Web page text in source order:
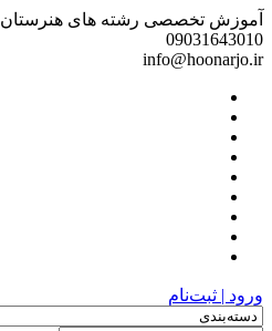
آموزش تخصصی رشته های هنرستان
09031643010
info@hoonarjo.ir
ورود | ثبت‌نام